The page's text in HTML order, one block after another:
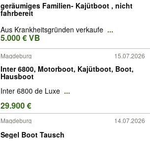
geräumiges Familien- Kajütboot , nicht
fahrbereit
Aus Krankheitsgründen verkaufe ...
5.000 € VB
Magdeburg 15.07.2026
Inter 6800, Motorboot, Kajütboot, Boot,
Hausboot
Inter 6800 de Luxe ...
29.900 €
Magdeburg 14.07.2026
Segel Boot Tausch